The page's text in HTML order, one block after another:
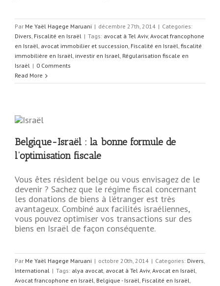
Par Me Yaël Hagege Maruani | décembre 27th, 2014 | Categories:
Divers, Fiscalité en Israël | Tags: avocat à Tel Aviv, Avocat francophone
en Israël, avocat immobilier et succession, Fiscalité en Israël, fiscalité
immobilière en Israël, investir en Israel, Régularisation fiscale en
Israël | 0 Comments
Read More
Belgique-Israël : la bonne formule de
l’optimisation fiscale
Vous êtes résident belge ou vous envisagez de le
devenir ? Sachez que le régime fiscal concernant
les donations de biens à l’étranger est très
avantageux. Combiné aux facilités israéliennes,
vous pouvez optimiser vos transactions sur des
biens en Israël de façon conséquente.
Par Me Yaël Hagege Maruani | octobre 20th, 2014 | Categories: Divers,
International | Tags: alya avocat, avocat à Tel Aviv, Avocat en Israël,
Avocat francophone en Israël, Belgique - Israël, Fiscalité en Israël,